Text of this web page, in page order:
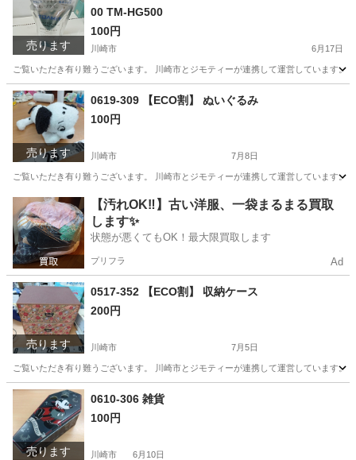
売ります
00 TM-HG500
100円
川崎市 6月17日
ご覧いただき有り難うございます。 川崎市とジモティーが連携して運営していま
神奈川 川崎市 リユース
売ります
0619-309 【ECO割】 ぬいぐるみ
100円
川崎市 7月8日
ご覧いただき有り難うございます。 川崎市とジモティーが連携して運営していま
神奈川 川崎市 おもちゃ リユース
【汚れOK‼️】古い洋服、一袋まるまる買取
します✨
状態が悪くてもOK！最大限買取します
プリフラ Ad
売ります
0517-352 【ECO割】 収納ケース
200円
川崎市 7月5日
ご覧いただき有り難うございます。 川崎市とジモティーが連携して運営していま
神奈川 川崎市 収納家具
売ります
0610-306 雑貨
100円
川崎市 6月10日